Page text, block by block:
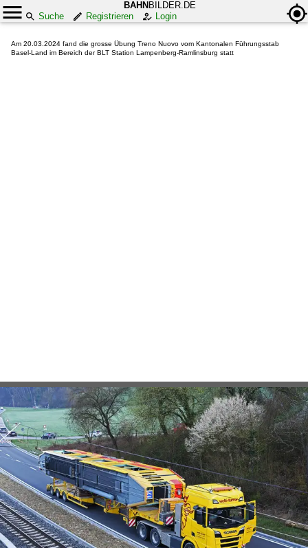
BAHN BILDER.DE
Suche
Registrieren Login
Am 20.03.2024 fand die grosse Übung Treno Nuovo vom Kantonalen Führungsstab
Basel-Land im Bereich der BLT Station Lampenberg-Ramlinsburg statt